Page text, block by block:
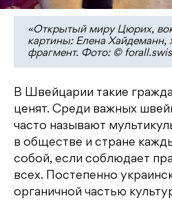
«Открытый миру Цюрих,
картины: Елена Хайдеманн,
фрагмент. Фото: ©
В Швейцарии такие
ценят. Среди важных
часто называют
в обществе и стране
собой, если соблюдает
всех. Постепенно
органичной частью